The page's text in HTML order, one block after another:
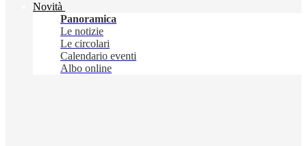
Novità
Panoramica
Le notizie
Le circolari
Calendario eventi
Albo online